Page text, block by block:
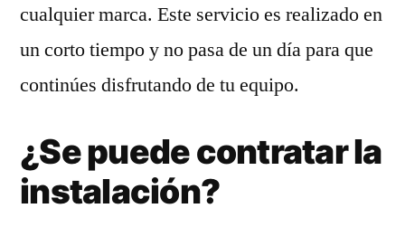
cualquier marca. Este servicio es realizado en
un corto tiempo y no pasa de un día para que
continúes disfrutando de tu equipo.
¿Se puede contratar la
instalación?